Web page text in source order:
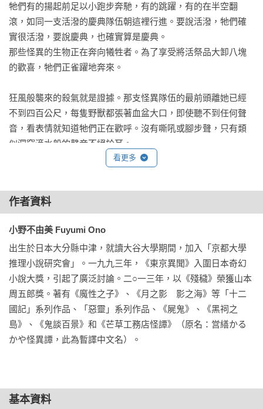
牠們有的揚起前足以小跑步奔馳，有的跳躍，有的在半空翻
滾，如同一支活潑的慶典隊伍朝這裡行進。要說活潑，牠們確
實很活潑，要說慶典，也確實算是慶典。
那些怪異的生物正在奔向犧牲者。為了享受將活祭品大卸八塊
的歡喜，牠們正雀躍地奔來。
狂風般襲來的殺氣就是證據。那支怪異隊伍的最前頭離她已經
不到四百公尺，每隻野獸都張著血盆大口，即使聽不到任何聲
音，看表情就知道牠們正在歡呼。沒有嘶吼或腳步聲，只有類
似洞窟滴水般的聲音不絕於耳。
她瞪大眼睛，注視著奔來的身影。
雖然她這麼想，但她動都動不了。即使她覺得自己恐怕會被撕
逃，而且也無力對抗。
她感到全身血液都在逆流，聲音簡直清晰可聞，聽起來非常像
浪濤聲。
在她的注視下，隊伍的距離拉近到三百公尺。
陽子猛然坐起。
汗水流過太陽穴，眼睛又酸又澀。她驚慌地眨眼幾次，然後深
深地嘆氣。
把話說出口是因為她想要確認。若不慎重確認、清楚地告訴自
己，她就無法安心。
看更多
作者資料
小野不由美 Fuyumi Ono
出生於日本大分縣中津，就讀大谷大學期間，加入「京都大學
推理小說研究會」。一九九三年，《東京異聞》入圍日本奇幻
小說大獎，引起了廣泛討論。二○一三年，以《殘穢》榮獲山本
周五郎獎。著有《魔性之子》、《月之影　影之海》等「十二
國記」系列作品、「惡靈」系列作品、《屍鬼》、《黑祠之
島》、《鬼談百景》和《芒草工務店怪譚》（原名：営繕かる
かや怪異譚，此為暫譯中文名）。
基本資料